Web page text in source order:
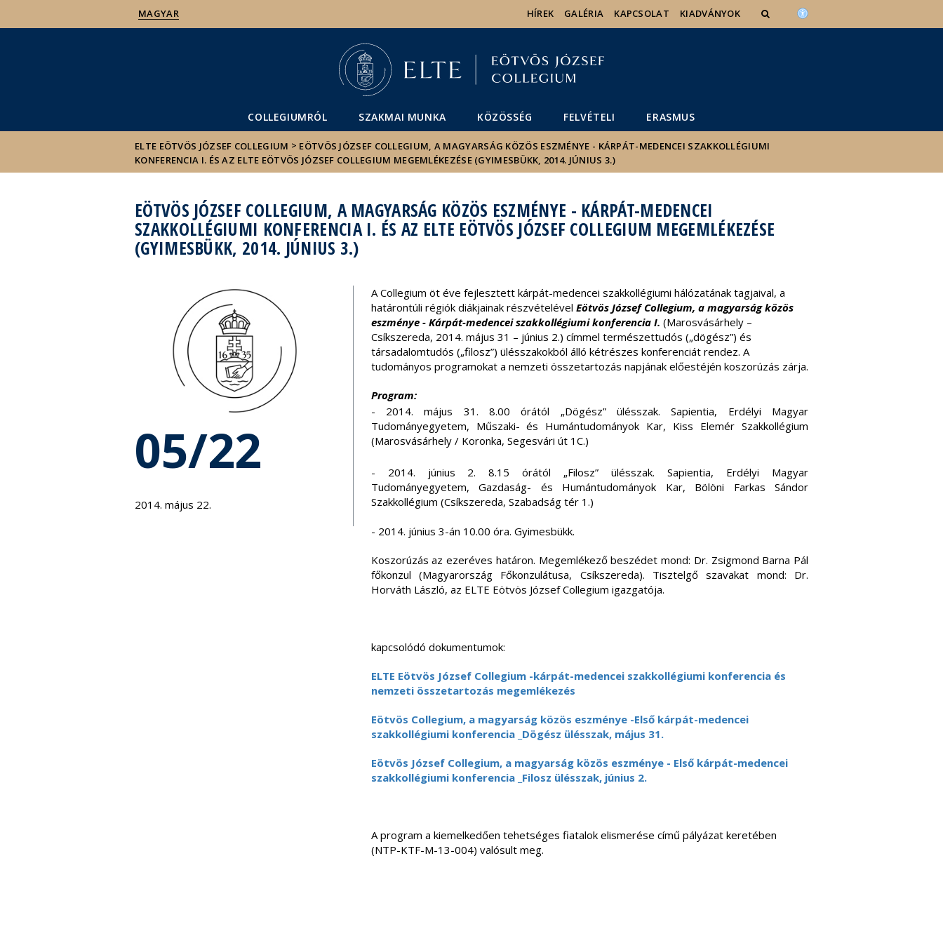
MAGYAR HÍREK GALÉRIA KAPCSOLAT KIADVÁNYOK
COLLEGIUMRÓL SZAKMAI MUNKA KÖZÖSSÉG FELVÉTELI ERASMUS
ELTE EÖTVÖS JÓZSEF COLLEGIUM > EÖTVÖS JÓZSEF COLLEGIUM, A MAGYARSÁG KÖZÖS ESZMÉNYE - KÁRPÁT-MEDENCEI SZAKKOLLÉGIUMI
KONFERENCIA I. ÉS AZ ELTE EÖTVÖS JÓZSEF COLLEGIUM MEGEMLÉKEZÉSE (GYIMESBÜKK, 2014. JÚNIUS 3.)
EÖTVÖS JÓZSEF COLLEGIUM, A MAGYARSÁG KÖZÖS ESZMÉNYE - KÁRPÁT-MEDENCEI
SZAKKOLLÉGIUMI KONFERENCIA I. ÉS AZ ELTE EÖTVÖS JÓZSEF COLLEGIUM MEGEMLÉKEZÉSE
(GYIMESBÜKK, 2014. JÚNIUS 3.)
05/22
2014. május 22.
A Collegium öt éve fejlesztett kárpát-medencei szakkollégiumi hálózatának tagjaival, a
határontúli régiók diákjainak részvételével Eötvös József Collegium, a magyarság közös
eszménye - Kárpát-medencei szakkollégiumi konferencia I. (Marosvásárhely –
Csíkszereda, 2014. május 31 – június 2.) címmel természettudós („dögész”) és
társadalomtudós („filosz”) ülésszakokból álló kétrészes konferenciát rendez. A
tudományos programokat a nemzeti összetartozás napjának előestéjén koszorúzás zárja.
Program:
- 2014. május 31. 8.00 órától „Dögész” ülésszak. Sapientia, Erdélyi Magyar
Tudományegyetem, Műszaki- és Humántudományok Kar, Kiss Elemér Szakkollégium
(Marosvásárhely / Koronka, Segesvári út 1C.)
- 2014. június 2. 8.15 órától „Filosz” ülésszak. Sapientia, Erdélyi Magyar
Tudományegyetem, Gazdaság- és Humántudományok Kar, Bölöni Farkas Sándor
Szakkollégium (Csíkszereda, Szabadság tér 1.)
- 2014. június 3-án 10.00 óra. Gyimesbükk.
Koszorúzás az ezeréves határon. Megemlékező beszédet mond: Dr. Zsigmond Barna Pál
főkonzul (Magyarország Főkonzulátusa, Csíkszereda). Tisztelgő szavakat mond: Dr.
Horváth László, az ELTE Eötvös József Collegium igazgatója.
kapcsolódó dokumentumok:
ELTE Eötvös József Collegium -kárpát-medencei szakkollégiumi konferencia és
nemzeti összetartozás megemlékezés
Eötvös Collegium, a magyarság közös eszménye -Első kárpát-medencei
szakkollégiumi konferencia _Dögész ülésszak, május 31.
Eötvös József Collegium, a magyarság közös eszménye - Első kárpát-medencei
szakkollégiumi konferencia _Filosz ülésszak, június 2.
A program a kiemelkedően tehetséges fiatalok elismerése című pályázat keretében
(NTP-KTF-M-13-004) valósult meg.